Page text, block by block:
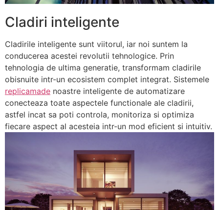
Cladiri inteligente
Cladirile inteligente sunt viitorul, iar noi suntem la
conducerea acestei revolutii tehnologice. Prin
tehnologia de ultima generatie, transformam cladirile
obisnuite intr-un ecosistem complet integrat. Sistemele
replicamade noastre inteligente de automatizare
conecteaza toate aspectele functionale ale cladirii,
astfel incat sa poti controla, monitoriza si optimiza
fiecare aspect al acesteia intr-un mod eficient si intuitiv.